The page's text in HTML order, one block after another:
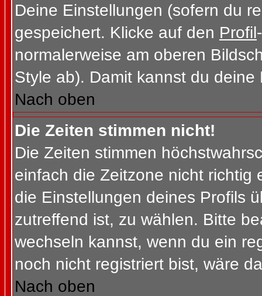
Deine Einstellungen (sofern du
gespeichert. Klicke auf den Profil
normalerweise am oberen
Style ab). Damit kannst du
Nach oben
Die Zeiten stimmen nicht!
Die Zeiten stimmen
einfach die Zeitzone nicht richtig
die Einstellungen deines Profils
zutreffend ist, zu wählen. Bitte
wechseln kannst, wenn du ein
noch nicht registriert bist, wäre
Nach oben